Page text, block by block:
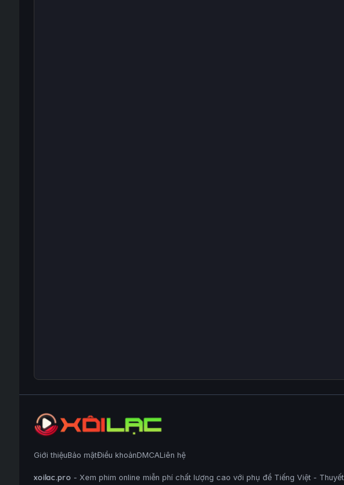
Giới thiệuBảo mậtĐiều khoảnDMCALiên hệ
xoilac.pro - Xem phim online miễn phí chất lượng cao với phụ đề Tiếng Việt -